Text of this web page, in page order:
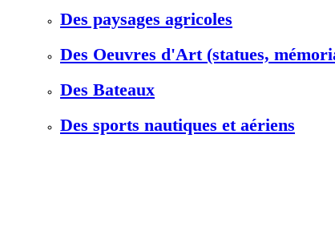
Des paysages agricoles
Des Oeuvres d'Art (statues,
Des Bateaux
Des sports nautiques et aériens